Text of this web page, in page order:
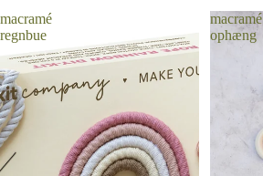
macramé
regnbue
macramé
ophæng